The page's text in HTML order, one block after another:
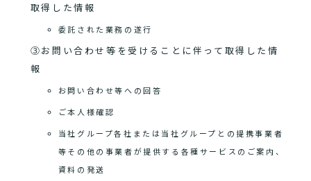
取得した情報
委託された業務の遂行
③お問い合わせ等を受けることに伴って取得した情
報
お問い合わせ等への回答
ご本人様確認
当社グループ各社または当社グループとの提携事業者
等その他の事業者が提供する各種サービスのご案内、
資料の発送